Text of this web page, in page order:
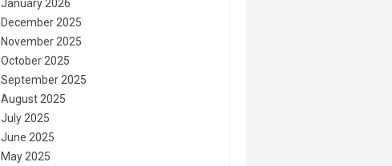
January 2026
December 2025
November 2025
October 2025
September 2025
August 2025
July 2025
June 2025
May 2025